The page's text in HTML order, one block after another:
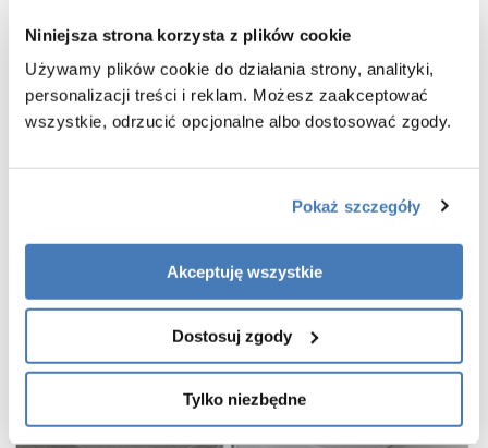
Niniejsza strona korzysta z plików cookie
Używamy plików cookie do działania strony, analityki,
personalizacji treści i reklam. Możesz zaakceptować
wszystkie, odrzucić opcjonalne albo dostosować zgody.
Pokaż szczegóły
Akceptuję wszystkie
Dostosuj zgody
Tylko niezbędne
bezpieczne szkło hartowane przezroczyste o grubości 8 mm
powłoka Active Shield 2.0 ułatwiająca utrzymanie czystości
praktyczny uchwyt drzwi
cienkie, niemal niewidoczne profile w kolorze stal szczotkowana